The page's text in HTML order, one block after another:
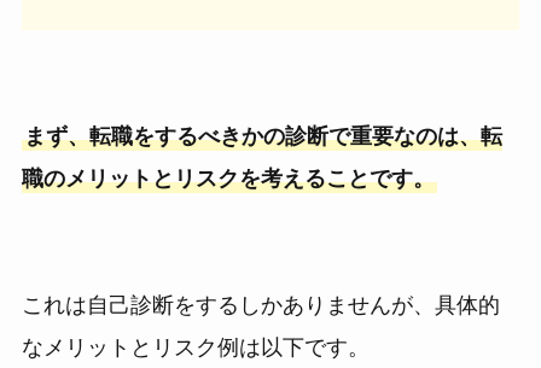
まず、転職をするべきかの診断で重要なのは、転
職のメリットとリスクを考えることです。
これは自己診断をするしかありませんが、具体的
なメリットとリスク例は以下です。